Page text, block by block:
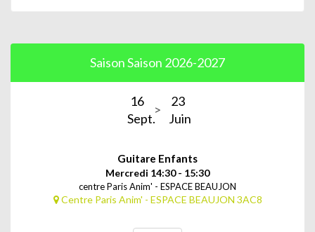
Saison Saison 2026-2027
16
Sept.
23
Juin
Guitare Enfants
Mercredi 14:30 - 15:30
centre Paris Anim' - ESPACE BEAUJON
Centre Paris Anim' - ESPACE BEAUJON 3AC8